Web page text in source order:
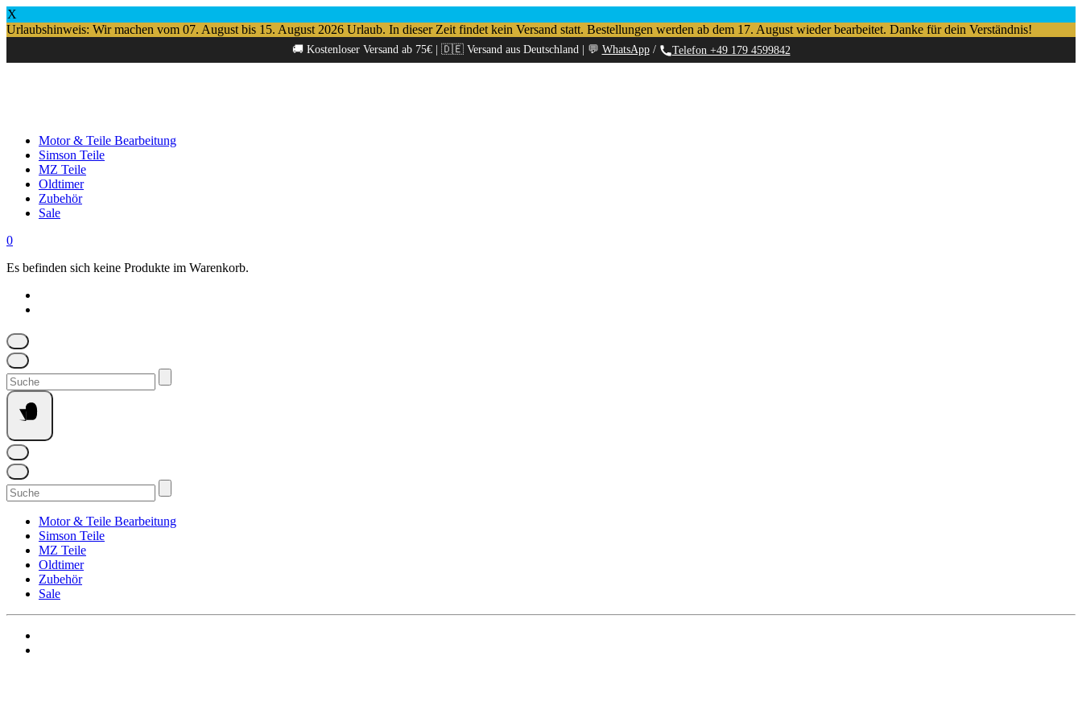
X
Urlaubshinweis: Wir machen vom 07. August bis 15. August 2026 Urlaub. In dieser Zeit findet kein Versand statt. Bestellungen werden ab dem 17. August wieder bearbeitet. Danke für dein Verständnis!
🚚 Kostenloser Versand ab 75€ | 🇩🇪 Versand aus Deutschland | 💬 WhatsApp/ Telefon +49 179 4599842
Motor & Teile Bearbeitung
Simson Teile
MZ Teile
Oldtimer
Zubehör
Sale
0
Es befinden sich keine Produkte im Warenkorb.
Suchen
nach:
Suchen
nach:
Motor & Teile Bearbeitung
Simson Teile
MZ Teile
Oldtimer
Zubehör
Sale